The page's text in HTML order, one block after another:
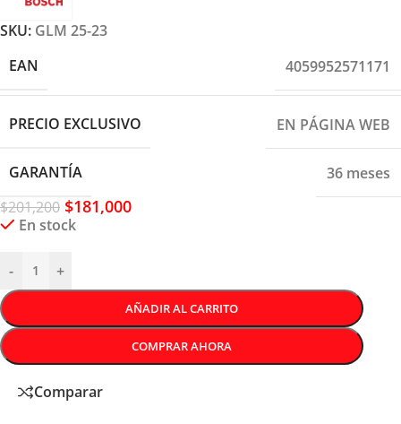
SKU: GLM 25-23
EAN
4059952571171
PRECIO EXCLUSIVO EN PÁGINA WEB
GARANTÍA
36 meses
$201,200 $181,000
En stock
- +
AÑADIR AL CARRITO
COMPRAR AHORA
Comparar